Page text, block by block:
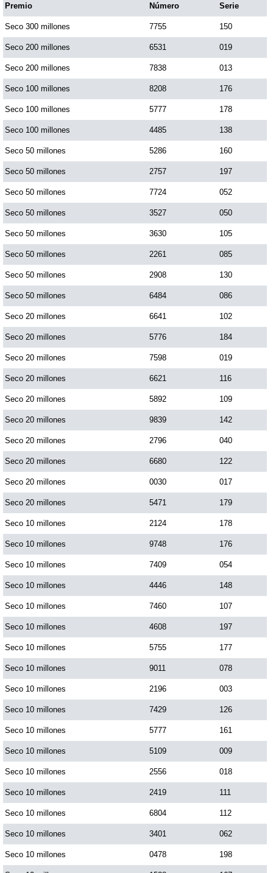
Culona noche
Dorado Mañana
Dorado Tarde
Dorado Noche
Fantástica Día
Fantástica Noche
Motilon Tarde
Paisita Día
Paisita Noche
Paisita 3
Pick 3 Día
Pick 3 Noche
Pick 4 Día
Pick 4 Noche
Pijao de Oro
Saman de la suerte
Sinuano Día
Sinuano Noche
Super Chontico Noche
Premio Número Serie
Seco 300 millones 7755 150
Seco 200 millones 6531 019
Seco 200 millones 7838 013
Seco 100 millones 8208 176
Seco 100 millones 5777 178
Seco 100 millones 4485 138
Seco 50 millones 5286 160
Seco 50 millones 2757 197
Seco 50 millones 7724 052
Seco 50 millones 3527 050
Seco 50 millones 3630 105
Seco 50 millones 2261 085
Seco 50 millones 2908 130
Seco 50 millones 6484 086
Seco 20 millones 6641 102
Seco 20 millones 5776 184
Seco 20 millones 7598 019
Seco 20 millones 6621 116
Seco 20 millones 5892 109
Seco 20 millones 9839 142
Seco 20 millones 2796 040
Seco 20 millones 6680 122
Seco 20 millones 0030 017
Seco 20 millones 5471 179
Seco 10 millones 2124 178
Seco 10 millones 9748 176
Seco 10 millones 7409 054
Seco 10 millones 4446 148
Seco 10 millones 7460 107
Seco 10 millones 4608 197
Seco 10 millones 5755 177
Seco 10 millones 9011 078
Seco 10 millones 2196 003
Seco 10 millones 7429 126
Seco 10 millones 5777 161
Seco 10 millones 5109 009
Seco 10 millones 2556 018
Seco 10 millones 2419 111
Seco 10 millones 6804 112
Seco 10 millones 3401 062
Seco 10 millones 0478 198